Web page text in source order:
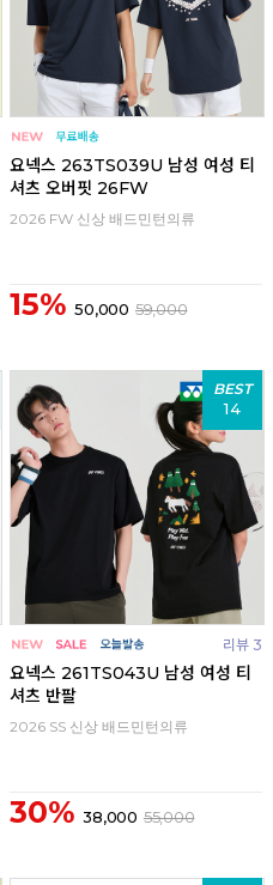
요넥스 263TS039U 남성 여성 티
셔츠 오버핏 26FW
2026 FW 신상 배드민턴의류
15% 50,000 59,000
BEST
14
리뷰 3
요넥스 261TS043U 남성 여성 티
셔츠 반팔
2026 SS 신상 배드민턴의류
30% 38,000 55,000